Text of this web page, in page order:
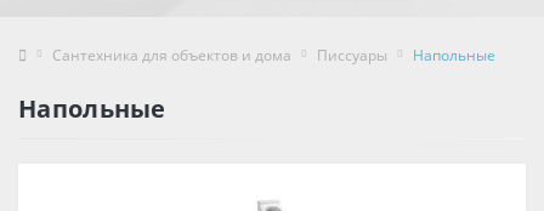
Сантехника для объектов и дома Писсуары Напольные
Напольные